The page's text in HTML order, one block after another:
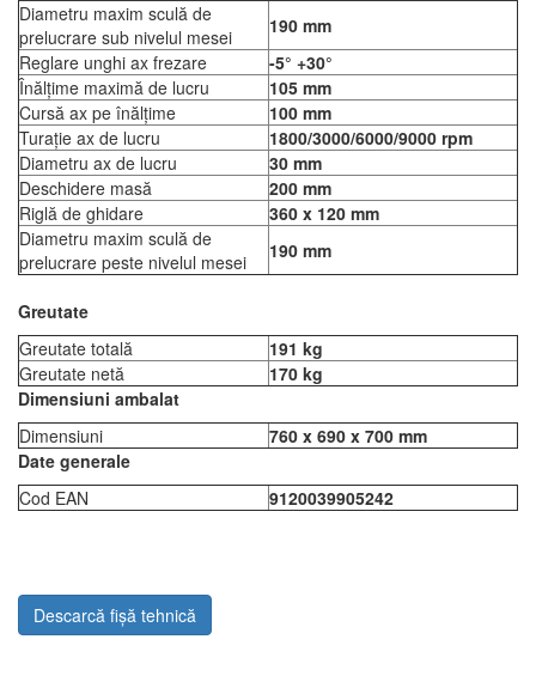
Diametru maxim sculă de
prelucrare sub nivelul mesei
190 mm
Reglare unghi ax frezare
-5° +30°
Înălțime maximă de lucru
105 mm
Cursă ax pe înălțime
100 mm
Turație ax de lucru
1800/3000/6000/9000 rpm
Diametru ax de lucru
30 mm
Deschidere masă
200 mm
Riglă de ghidare
360 x 120 mm
Diametru maxim sculă de
prelucrare peste nivelul mesei
190 mm
Greutate
Greutate totală
191 kg
Greutate netă
170 kg
Dimensiuni ambalat
Dimensiuni
760 x 690 x 700 mm
Date generale
Cod EAN
9120039905242
Descarcă fișă tehnică